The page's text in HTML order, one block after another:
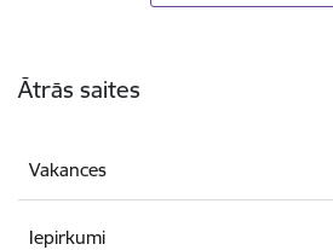
Ātrās saites
Vakances
Iepirkumi